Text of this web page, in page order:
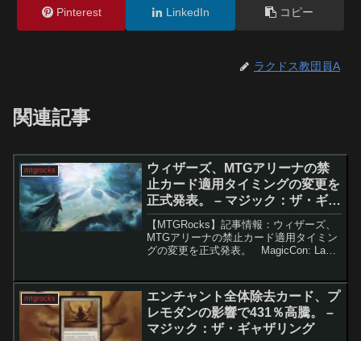
Pinterest LinkedIn コピー
ラクドス教団員A
関連記事
mtgrocks
ウィザーズ、MTGアリーナの禁
止カード適用タイミングの変更を
正式発表。 – マジック：ザ・ギャ
ザリング
【MTGRocks】記事情報：ウィザーズ、
MTGアリーナの禁止カード適用タイミン
グの変更を正式発表。 MagicCon: Las
「禁止・制限告知」が控えていま...
mtgrocks
エンチャント全体除去カード、プ
レモダンの影響で431％高騰。 –
マジック：ザ・ギャザリング